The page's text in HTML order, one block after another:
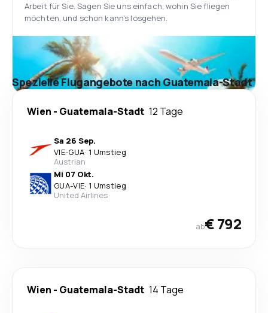
Arbeit für Sie. Sagen Sie uns einfach, wohin Sie fliegen
möchten, und schon kann’s losgehen.
Spezielle Flugangebote nach Guatemala-Stadt
Wien - Guatemala-Stadt 12 Tage
Sa 26 Sep.
VIE-GUA· 1 Umstieg
Austrian
Mi 07 Okt.
GUA-VIE· 1 Umstieg
United Airlines
ab€ 792
Wien - Guatemala-Stadt 14 Tage